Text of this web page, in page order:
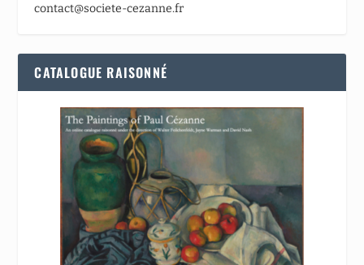
contact@societe-cezanne.fr
CATALOGUE RAISONNÉ